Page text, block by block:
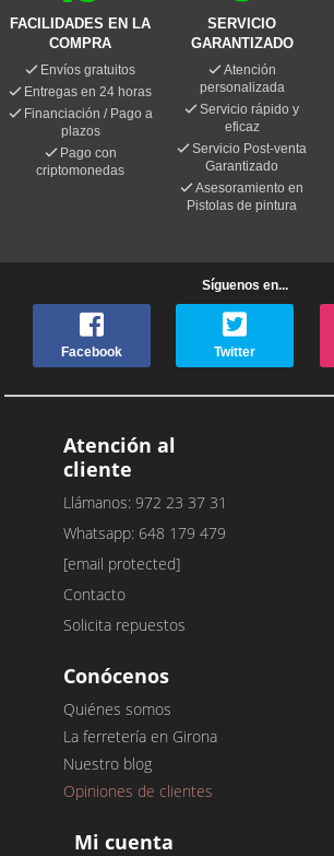
FACILIDADES EN LA
COMPRA
Envíos gratuitos
Entregas en 24 horas
Financiación / Pago a
plazos
Pago con
criptomonedas
SERVICIO
GARANTIZADO
Atención
personalizada
Servicio rápido y
eficaz
Servicio Post-venta
Garantizado
Asesoramiento en
Pistolas de pintura
Síguenos en...
Facebook Twitter
Atención al
cliente
Llámanos: 972 23 37 31
Whatsapp: 648 179 479
[email protected]
Contacto
Solicita repuestos
Conócenos
Quiénes somos
La ferretería en Girona
Nuestro blog
Opiniones de clientes
Mi cuenta